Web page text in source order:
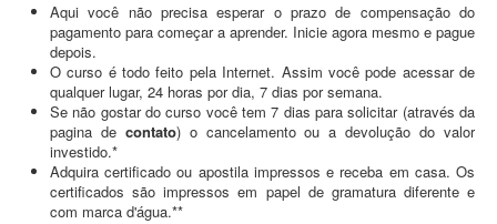
Aqui você não precisa esperar o prazo de compensação do
pagamento para começar a aprender. Inicie agora mesmo e pague
depois.
O curso é todo feito pela Internet. Assim você pode acessar de
qualquer lugar, 24 horas por dia, 7 dias por semana.
Se não gostar do curso você tem 7 dias para solicitar (através da
pagina de contato) o cancelamento ou a devolução do valor
investido.*
Adquira certificado ou apostila impressos e receba em casa. Os
certificados são impressos em papel de gramatura diferente e
com marca d'água.**